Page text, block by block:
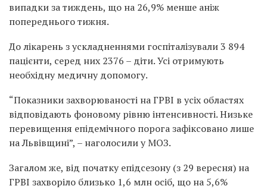
випадки за тиждень, що на 26,9% менше аніж
попереднього тижня.
До лікарень з ускладненнями госпіталізували 3 894
пацієнти, серед них 2376 – діти. Усі отримують
необхідну медичну допомогу.
“Показники захворюваності на ГРВІ в усіх областях
відповідають фоновому рівню інтенсивності. Низьке
перевищення епідемічного порога зафіксовано лише
на Львівщині”, – наголосили у МОЗ.
Загалом же, від початку епідсезону (з 29 вересня) на
ГРВІ захворіло близько 1,6 млн осіб, що на 5,6%